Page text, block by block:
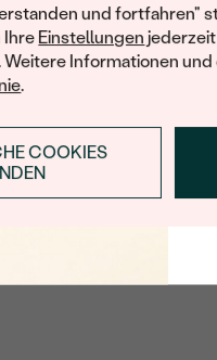
und fortfahren"
Ihre Einstellungen
Informationen
.
COOKIES